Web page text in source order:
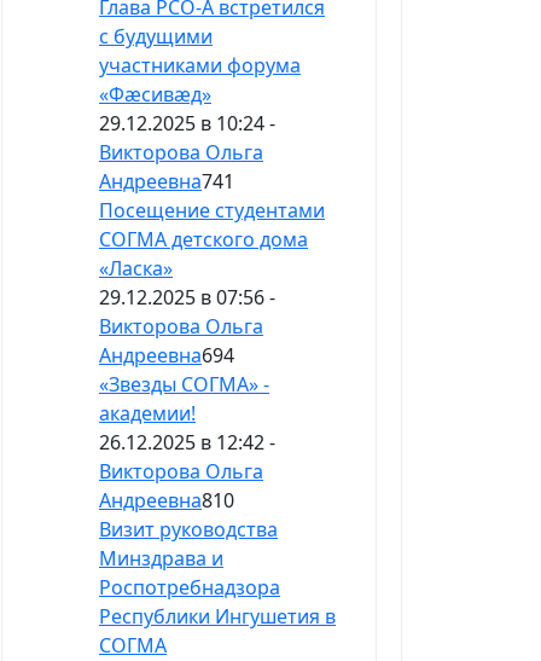
Глава РСО-А встретился
с будущими
участниками форума
«Фæсивæд»
29.12.2025 в 10:24 -
Викторова Ольга
Андреевна741
Посещение студентами
СОГМА детского дома
«Ласка»
29.12.2025 в 07:56 -
Викторова Ольга
Андреевна694
«Звезды СОГМА» -
академии!
26.12.2025 в 12:42 -
Викторова Ольга
Андреевна810
Визит руководства
Минздрава и
Роспотребнадзора
Республики Ингушетия в
СОГМА